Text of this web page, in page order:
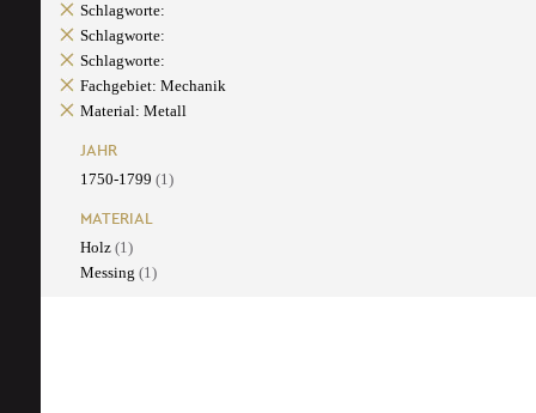
Schlagworte:
Schlagworte:
Schlagworte:
Fachgebiet: Mechanik
Material: Metall
JAHR
1750-1799 (1)
MATERIAL
Holz (1)
Messing (1)